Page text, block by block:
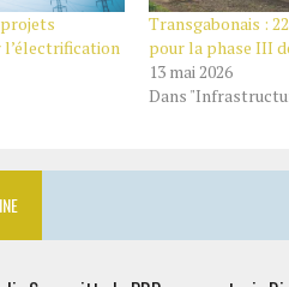
Transgabonais :
pour la phase III
13 mai 2026
Dans